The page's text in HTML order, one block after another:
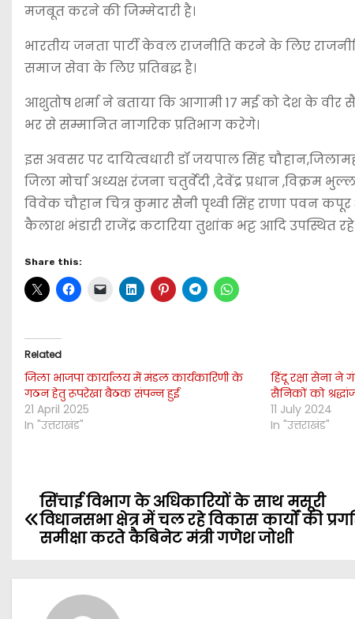
मजबूत करने की जिम्मेदारी है।
भारतीय जनता पार्टी केवल राजनीति करने के लिए
समाज सेवा के लिए प्रतिबद्ध है।
आशुतोष शर्मा ने बताया कि आगामी 17 मई को देश के वीर
भर से सम्मानित नागरिक प्रतिभाग करेगे।
इस अवसर पर दायित्वधारी डॉ जयपाल सिंह
जिला मोर्चा अध्यक्ष रंजना चतुर्वेदी ,देवेंद्र प्रधान
विवेक चौहान चित्र कुमार सैनी पृथ्वी सिंह राणा पवन कपूर
कैलाश भंडारी राजेंद्र कटारिया तुशांक भट्ट आदि उपस्थित
Share this:
Related
जिला भाजपा कार्यालय में मंडल कार्यकारिणी के
गठन हेतु रूपरेखा बैठक संपन्न हुई
21 April 2025
In "उत्तराखंड"
हिंदू रक्षा सेना ने
सैनिकों को
11 July 2024
In "उत्तराखंड"
P
s
सिंचाई विभाग के अधिकारियों के साथ मसूरी
विधानसभा क्षेत्र में चल रहे विकास कार्यों की
समीक्षा करते कैबिनेट मंत्री गणेश जोशी